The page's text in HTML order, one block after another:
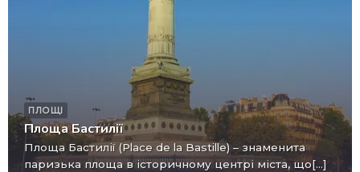
ПЛОЩІ
Площа Бастилії
Площа Бастилії (Place de la Bastille) – знаменита
паризька площа в історичному центрі міста, що[...]